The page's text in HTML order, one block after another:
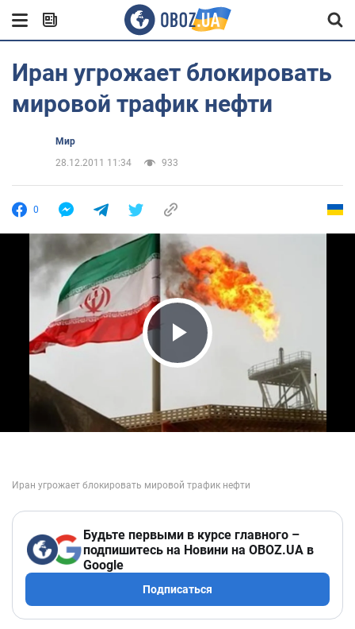
Иран угрожает блокировать
мировой трафик нефти
Мир
28.12.2011 11:34
933
0
Play Video
Будьте первыми в курсе главного –
подпишитесь на Новини на OBOZ.UA в
Google
Подписаться